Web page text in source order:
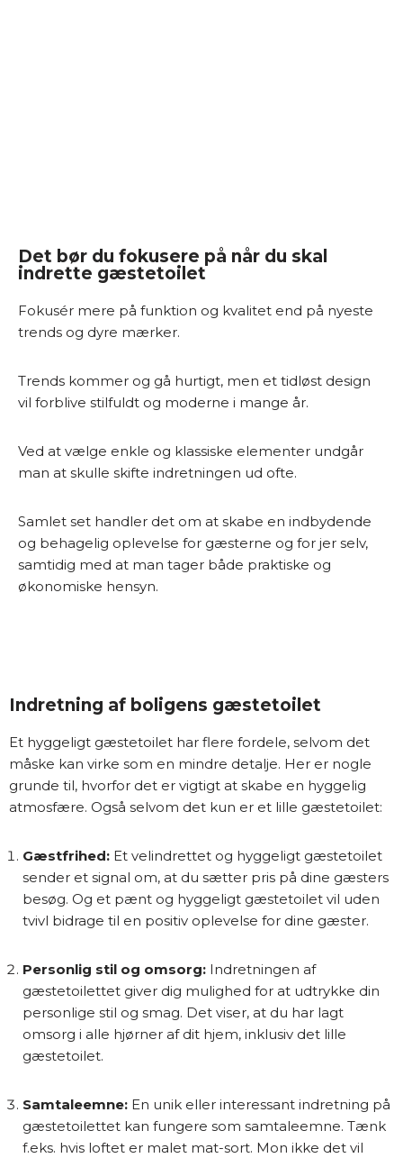
Det bør du fokusere på når du skal
indrette gæstetoilet
Fokusér mere på funktion og kvalitet end på nyeste
trends og dyre mærker.
Trends kommer og gå hurtigt, men et tidløst design
vil forblive stilfuldt og moderne i mange år.
Ved at vælge enkle og klassiske elementer undgår
man at skulle skifte indretningen ud ofte.
Samlet set handler det om at skabe en indbydende
og behagelig oplevelse for gæsterne og for jer selv,
samtidig med at man tager både praktiske og
økonomiske hensyn.
Indretning af boligens gæstetoilet
Et hyggeligt gæstetoilet har flere fordele, selvom det
måske kan virke som en mindre detalje. Her er nogle
grunde til, hvorfor det er vigtigt at skabe en hyggelig
atmosfære. Også selvom det kun er et lille gæstetoilet:
Gæstfrihed: Et velindrettet og hyggeligt gæstetoilet
sender et signal om, at du sætter pris på dine gæsters
besøg. Og et pænt og hyggeligt gæstetoilet vil uden
tvivl bidrage til en positiv oplevelse for dine gæster.
Personlig stil og omsorg: Indretningen af
gæstetoilettet giver dig mulighed for at udtrykke din
personlige stil og smag. Det viser, at du har lagt
omsorg i alle hjørner af dit hjem, inklusiv det lille
gæstetoilet.
Samtaleemne: En unik eller interessant indretning på
gæstetoilettet kan fungere som samtaleemne. Tænk
f.eks. hvis loftet er malet mat-sort. Mon ikke det vil